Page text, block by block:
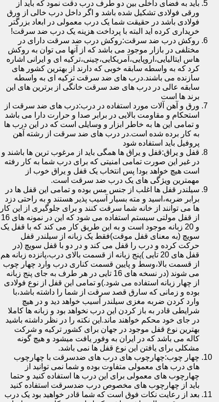
باید به فضای داخلی بین دو طرف درب دقت نمود که باید از
ورقی فولادی تشکیل شده باشد و اگر داخل درب خالی از ورق
فولادی باشد در حقیقت شما یک درب معمولی در ابعاد بزرگتر
خریداری کرده اید البته با پرداخت هزینه یک درب ضد سرقت!
روکش درب ضد سرقت:روکش درب ضد سرقت دارای در
مختلفی در بازار موجود می باشد که از آنها می توان به روکش
هاس ایتالیایی،اروپایی،آمریکایی،چینی،ترکیه ای و ایرانی اشاره
کرد که به واسطه سابقه خوبی که دارند از بهترین کشور های
سازنده می باشند.درب های ضد سرقت ترکیه ای به واسطه
سابقه عالی در درب های ضد سرقت خانگی از برترین های این
برند ها است
ورق و آهن آلات مورد استفاده در درب:درب های ضد سرقت از
استحکام و مقاومت بالایی در برابر صدا و حرارت دارا می باشد
و تمامی این ها به خاطر ابزار و وسایلی است که در این درب ها
به کار برده شده است.در درب های ضد سرقت از رشته آهن
پروفیل باید استفاده شود
قفل و یراق:قفل و یراق ها همگی باید از مرغوب ترین ها باشند و
در غیر این صورت تمامی امنیتی که برای درب شما به کار رفته
است هیچ خواهد بود! پس انتخاب یک قفل و یراق خوب از
مهمترین ویژگی های یک درب ضد سرقت است.
سیلندر قفل ها اغلب از جنس مس بوده و تمامی این قفل ها در
برابر ضربه،اسید و مته بسیار آسیب پذیر هستند و به راحتی دزد
ها می توانند از خانه شما سرقت کنند و برای جلوگیری از این کار
از قفل مولتی سیستم استفاده می شود که این در نمونه های 16
و 20 زبانه موجود است و به این طریق کار می کند که با قفل یک
سویچ (به معنای قفل موقت)فقط یک زبانه از سیلندر قفل
حرکت کرده و درب را قفل می کند و در دو با قفل سویچ (در
قفل های 20 تایی )پنج زبانه از قسمت بالای درب،پانزده زبانه هم
از قسمت بالا،وسط و پایین قسمت کناری درب وارد چهار چوب
می شوند (در نسخه های 16 تایی در هر طرف به جای پنج زبانه
از چهار زبانه استفاده می شود.)و تمامی این قفل از نوع فولادی
بوده و زمانی که سارق قصد سرقت از شما را داشته باشد،با
وارد کردن ضربه مغزی سیلندر آسیب خواهد دید و در هیچ
شرایطی قادر به باز کردن این درب نخواهد بود و زبانه ها کاملا
در جای خود محکم خواهند ماند.این نکته را در نظر داشته باشید
بهترین نوع قفل موجود در جهان برای کشور ترکیه و شرکت
کاله می باشد که در ایران به وفور یافت میشود و هیچ گونه
مشکلی برای یافتن این نوع قفل ها نمی باشد.
چهار چوب:چهارچوب های درب های ضدسرقت با چهارچوب
های درب های معمولی متفاوت بوده و شما نمی توانید از
چهارچوب های معمولی برای این درب ها استفاده کنید و حتما
باید از چهارچوب های مخصوص درب ضدسرقت استفاده کنید
بعد از رعایت نکات فوق است که شما قادر خواهید بود یک درب